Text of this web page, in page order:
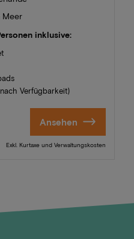
Meer
inklusive:
Verfügbarkeit)
Ansehen
Exkl. Kurtaxe und Verwaltungskosten